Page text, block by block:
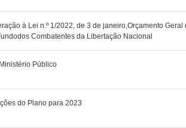
à Lei n.º 1/2022, de 3 de janeiro,Orçamento
Combatentes da Libertação Nacional
Público
do Plano para 2023